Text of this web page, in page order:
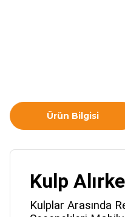
Ürün Bilgisi
Kulp
Kulplar Arasında